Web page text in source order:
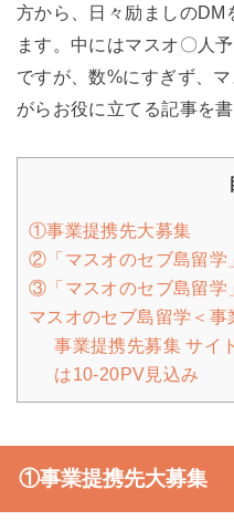
方から、日々励ましのDM
ます。中にはマスオ〇人
ですが、数%にすぎず、
がらお役に立てる記事を書
①事業提携先大募集
②「マスオのセブ島留学
③「マスオのセブ島留学
マスオのセブ島留学＜事
事業提携先募集 サイ
は10‐20PV見込み
①事業提携先大募集